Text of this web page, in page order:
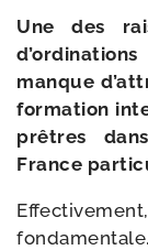
Une des
manque
for­ma­tion
prêtres
France